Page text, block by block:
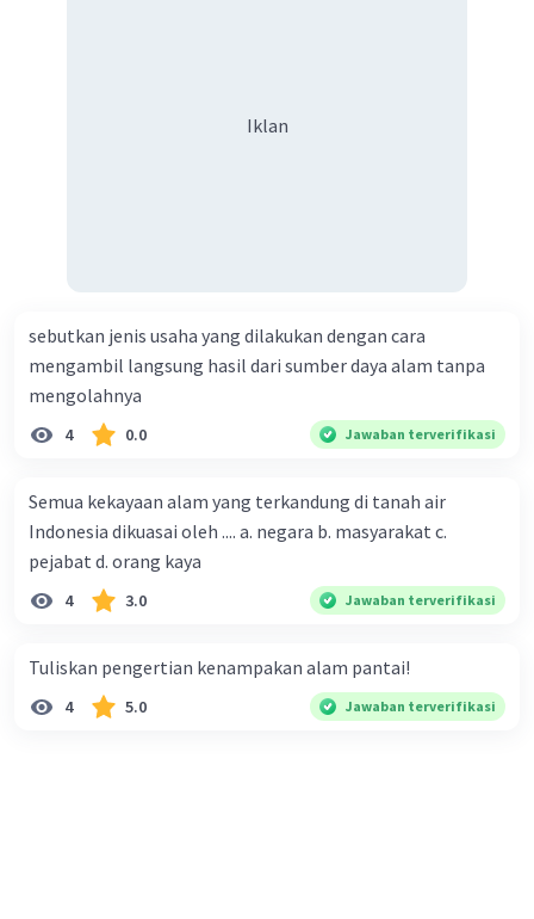
Iklan
sebutkan jenis usaha yang dilakukan dengan cara
mengambil langsung hasil dari sumber daya alam tanpa
mengolahnya
4 0.0 Jawaban terverifikasi
Semua kekayaan alam yang terkandung di tanah air
Indonesia dikuasai oleh .... a. negara b. masyarakat c.
pejabat d. orang kaya
4 3.0 Jawaban terverifikasi
Tuliskan pengertian kenampakan alam pantai!
4 5.0 Jawaban terverifikasi